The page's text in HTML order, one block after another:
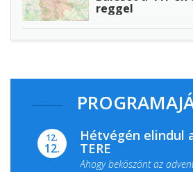
reggel
12.
12.
Hétvégén elindul
TERE
Ahogy beköszönt az